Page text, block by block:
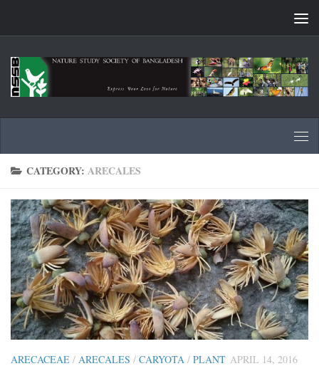
CATEGORY: ARECALES
ARECACEAE / ARECALES / CARYOTA / PLANT APRIL 14, 2016